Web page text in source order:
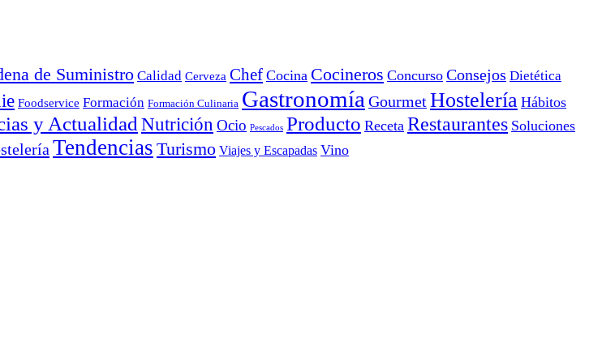
de Suministro Calidad Cerveza Chef Cocina Cocineros Concurso Consejos Dietética
Foodservice Formación Formación Culinaria Gastronomía GourmetHostelería Hábitos
y Actualidad Nutrición Ocio Pescados Producto Receta Restaurantes Soluciones
Tendencias Turismo Viajes y Escapadas Vino